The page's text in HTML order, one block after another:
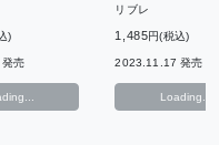
)
売
リブレ
1,485円(税込)
2023.11.17 発売
Loading...